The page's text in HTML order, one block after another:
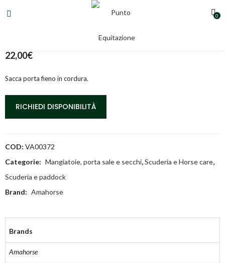
0
SACCA PORTAFIENO IN CORDURA
22,00€
Sacca porta fieno in cordura.
RICHIEDI DISPONIBILITÀ
COD: VA00372
Categorie: Mangiatoie, porta sale e secchi,Scuderia e Horse care,
Scuderia e paddock
Brand: Amahorse
Brands
Amahorse